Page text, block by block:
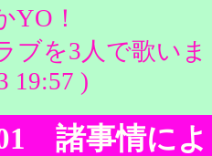
かYO！ では
ブを3人で歌い
19:57 )
諸事情に